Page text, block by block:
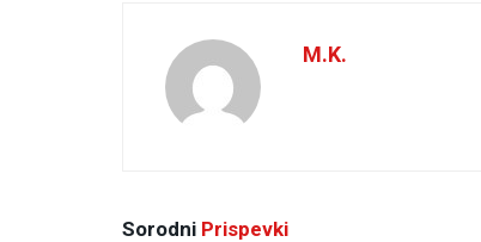
M.K.
Sorodni Prispevki